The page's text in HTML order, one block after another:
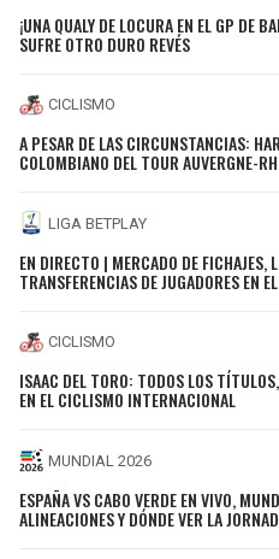
¡UNA QUALY DE LOCURA EN EL GP DE
SUFRE OTRO DURO REVÉS
CICLISMO
A PESAR DE LAS CIRCUNSTANCIAS:
COLOMBIANO DEL TOUR AUVERGNE-
LIGA BETPLAY
EN DIRECTO | MERCADO DE
TRANSFERENCIAS DE JUGADORES EN
CICLISMO
ISAAC DEL TORO: TODOS LOS
EN EL CICLISMO INTERNACIONAL
MUNDIAL 2026
ESPAÑA VS CABO VERDE EN VIVO,
ALINEACIONES Y DÓNDE VER LA